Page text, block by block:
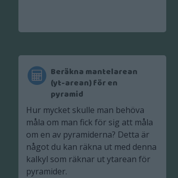
Beräkna mantelarean
(yt-arean) för en
pyramid
Hur mycket skulle man behöva
måla om man fick för sig att måla
om en av pyramiderna? Detta är
något du kan räkna ut med denna
kalkyl som räknar ut ytarean för
pyramider.